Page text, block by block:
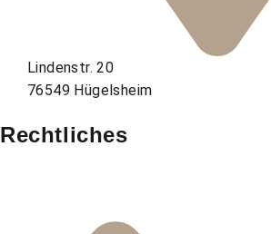
Lindenstr. 20
76549 Hügelsheim
Rechtliches